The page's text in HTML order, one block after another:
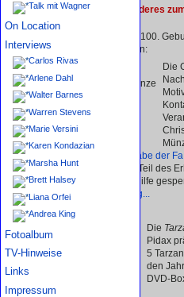
Talk mit Wagner
On Location
Interviews
Carlos Rivas
Arlene Dahl
Walter Barnes
Warren Stevens
Marie Versini
Karen Kondazian
Marsha Hunt
Brett Halsey
Liana Orfei
Andrea King
Fotoalbum
TV-Hinweise
Links
Impressum
02. Apr. 2019: Besonderes
Zum anstehenden 100.
es Überraschungen:
Die
Sonderausgabe der Fa.
Auflage. Ein Teil des
Kinderkrebshilfe
Überreichung...
Die
Pidax
5
den
DVD-